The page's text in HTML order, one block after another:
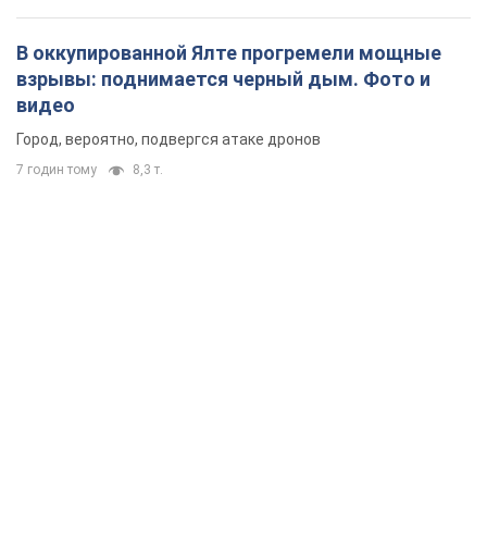
В оккупированной Ялте прогремели мощные
взрывы: поднимается черный дым. Фото и
видео
Город, вероятно, подвергся атаке дронов
7 годин тому 8,3 т.